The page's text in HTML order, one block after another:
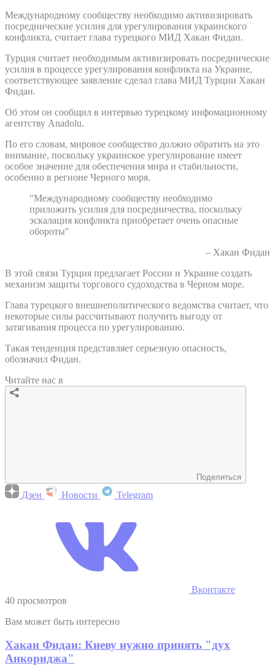
Международному сообществу необходимо активизировать
посреднические усилия для урегулирования украинского
конфликта, считает глава турецкого МИД Хакан Фидан.
Турция считает необходимым активизировать посреднические
усилия в процессе урегулирования конфликта на Украине,
соответствующее заявление сделал глава МИД Турции Хакан
Фидан.
Об этом он сообщил в интервью турецкому инфомационному
агентству Anadolu.
По его словам, мировое сообщество должно обратить на это
внимание, поскольку украинское урегулирование имеет
особое значение для обеспечения мира и стабильности,
особенно в регионе Черного моря.
"Международному сообществу необходимо
приложить усилия для посредничества, поскольку
эскалация конфликта приобретает очень опасные
обороты"
– Хакан Фидан
В этой связи Турция предлагает России и Украине создать
механизм защиты торгового судоходства в Черном море.
Глава турецкого внешнеполитического ведомства считает, что
некоторые силы рассчитывают получить выгоду от
затягивания процесса по урегулированию.
Такая тенденция представляет серьезную опасность,
обозначил Фидан.
Читайте нас в
Поделиться
Дзен Новости Telegram
Вконтакте
40 просмотров
Вам может быть интересно
Хакан Фидан: Киеву нужно принять "дух
Анкориджа"